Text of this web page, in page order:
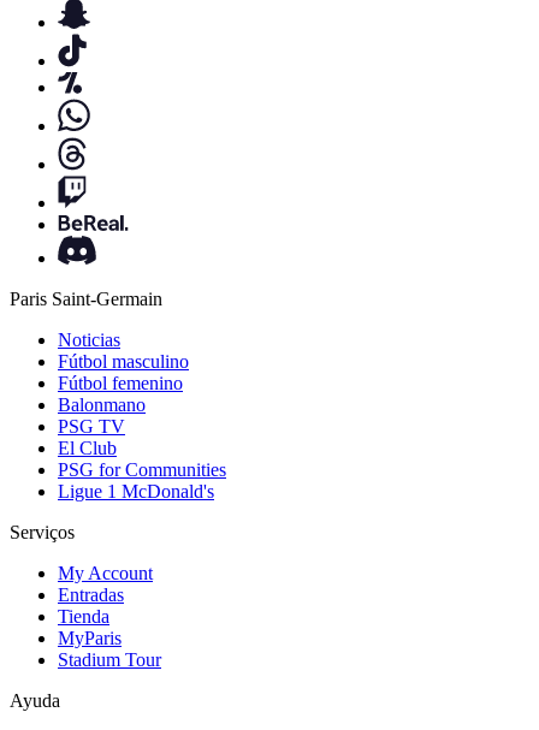
Paris Saint-Germain
Noticias
Fútbol masculino
Fútbol femenino
Balonmano
PSG TV
El Club
PSG for Communities
Ligue 1 McDonald's
Serviços
My Account
Entradas
Tienda
MyParis
Stadium Tour
Ayuda